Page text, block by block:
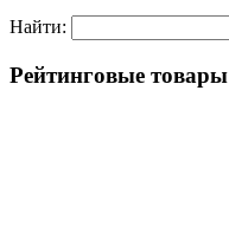
Найти:
Рейтинговые товары